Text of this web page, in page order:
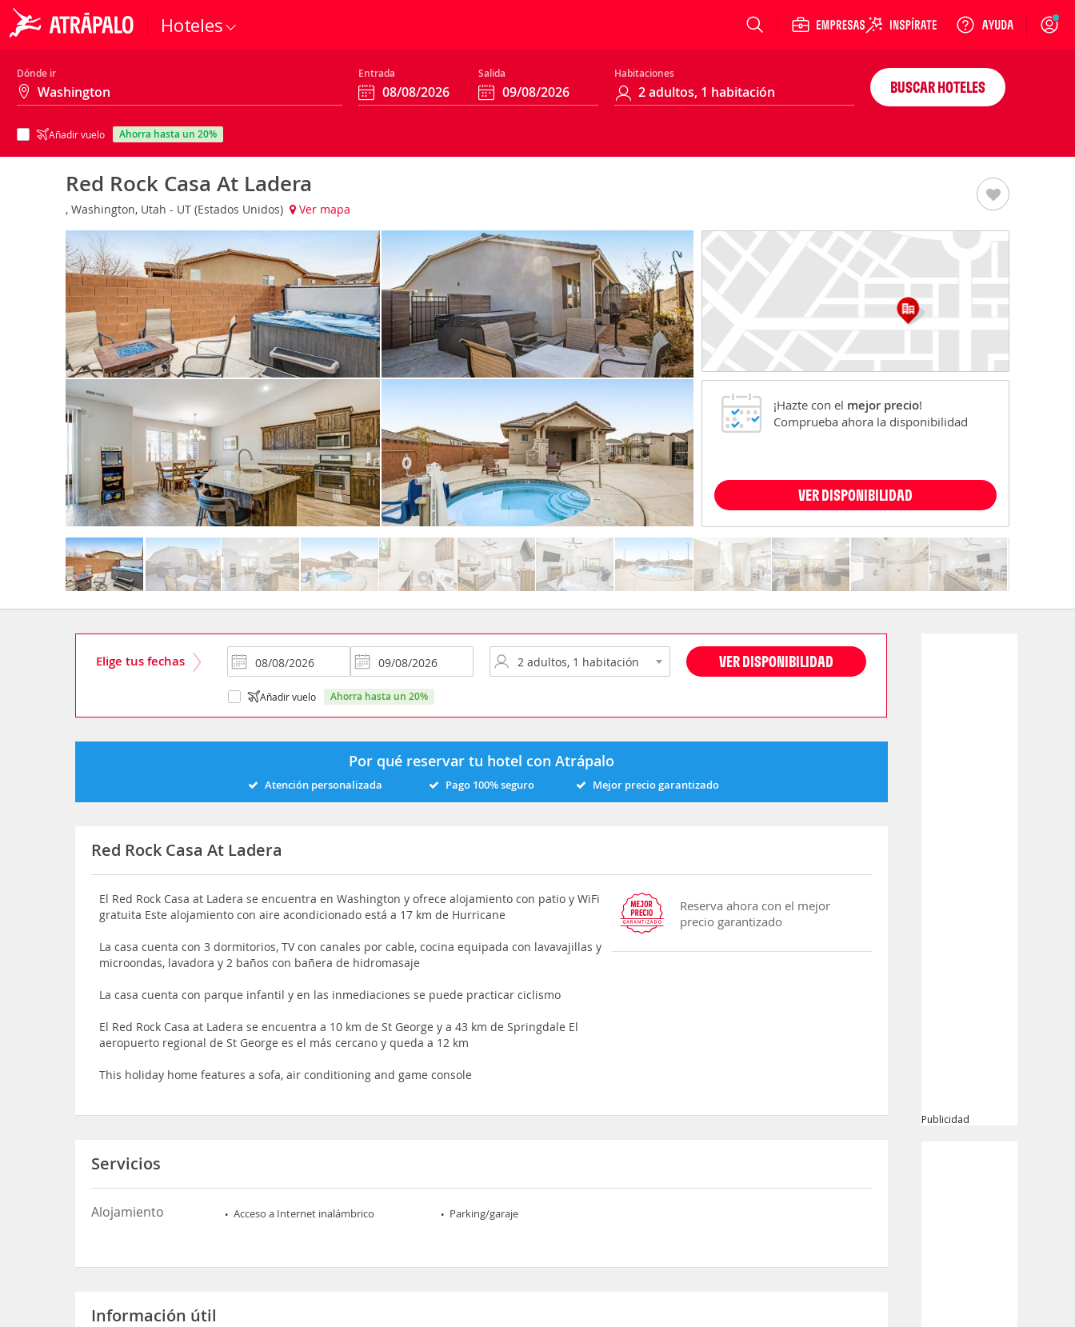
Hoteles Login
Dónde ir Entrada Salida Habitaciones
Añadir vuelo ahorra hasta un 20%
BUSCAR HOTELES
Red Rock Casa At Ladera
, Washington, Utah - UT (Estados Unidos) Ver mapa
¡Hazte con el mejor precio!
Comprueba ahora la disponibilidad
VER DISPONIBILIDAD
Elige tus fechas VER DISPONIBILIDAD
Añadir vuelo ahorra hasta un 20%
Por qué reservar tu hotel con Atrápalo
Atención personalizada Pago 100% seguro Mejor precio garantizado
Red Rock Casa At Ladera
El Red Rock Casa at Ladera se encuentra en Washington y ofrece alojamiento con patio y WiFi
gratuita Este alojamiento con aire acondicionado está a 17 km de Hurricane
La casa cuenta con 3 dormitorios, TV con canales por cable, cocina equipada con lavavajillas y
microondas, lavadora y 2 baños con bañera de hidromasaje
La casa cuenta con parque infantil y en las inmediaciones se puede practicar ciclismo
El Red Rock Casa at Ladera se encuentra a 10 km de St George y a 43 km de Springdale El
aeropuerto regional de St George es el más cercano y queda a 12 km
This holiday home features a sofa, air conditioning and game console
Reserva ahora con el mejor
precio garantizado
Servicios
Alojamiento Acceso a Internet inalámbrico Parking/garaje
Información útil
Publicidad